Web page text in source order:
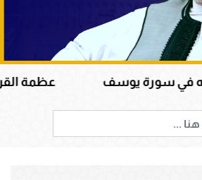
عظمة القرآن الكريم في